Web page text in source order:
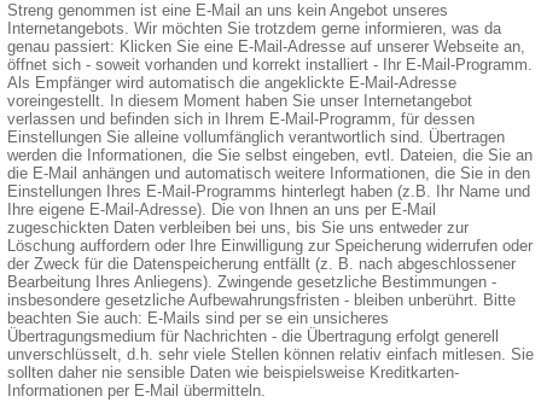
Streng genommen ist eine E-Mail an uns kein Angebot unseres
Internetangebots. Wir möchten Sie trotzdem gerne informieren, was da
genau passiert: Klicken Sie eine E-Mail-Adresse auf unserer Webseite an,
öffnet sich - soweit vorhanden und korrekt installiert - Ihr E-Mail-Programm.
Als Empfänger wird automatisch die angeklickte E-Mail-Adresse
voreingestellt. In diesem Moment haben Sie unser Internetangebot
verlassen und befinden sich in Ihrem E-Mail-Programm, für dessen
Einstellungen Sie alleine vollumfänglich verantwortlich sind. Übertragen
werden die Informationen, die Sie selbst eingeben, evtl. Dateien, die Sie an
die E-Mail anhängen und automatisch weitere Informationen, die Sie in den
Einstellungen Ihres E-Mail-Programms hinterlegt haben (z.B. Ihr Name und
Ihre eigene E-Mail-Adresse). Die von Ihnen an uns per E-Mail
zugeschickten Daten verbleiben bei uns, bis Sie uns entweder zur
Löschung auffordern oder Ihre Einwilligung zur Speicherung widerrufen oder
der Zweck für die Datenspeicherung entfällt (z. B. nach abgeschlossener
Bearbeitung Ihres Anliegens). Zwingende gesetzliche Bestimmungen -
insbesondere gesetzliche Aufbewahrungsfristen - bleiben unberührt. Bitte
beachten Sie auch: E-Mails sind per se ein unsicheres
Übertragungsmedium für Nachrichten - die Übertragung erfolgt generell
unverschlüsselt, d.h. sehr viele Stellen können relativ einfach mitlesen. Sie
sollten daher nie sensible Daten wie beispielsweise Kreditkarten-
Informationen per E-Mail übermitteln.